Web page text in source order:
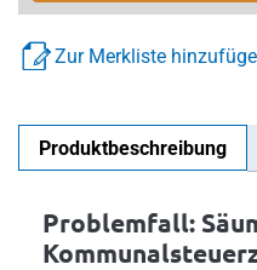
Zur Merkliste
Produktbeschreibung
Problemfall: